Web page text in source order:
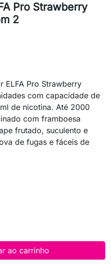
Pro Strawberry
2
ELFA Pro Strawberry
com capacidade de
de nicotina. Até 2000
com framboesa
frutado, suculento e
de fugas e fáceis de
ao carrinho